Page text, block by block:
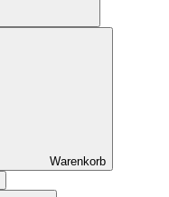
Warenkorb